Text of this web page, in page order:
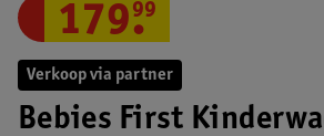
Verkoop via partner
Bebies First
179.
99